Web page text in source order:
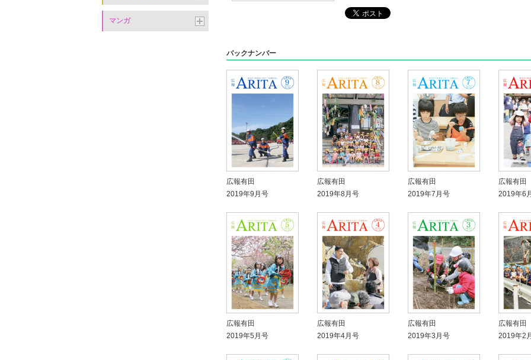
マンガ
バックナンバー
広報有田
2019年9月号
広報有田
2019年8月号
広報有田
2019年7月号
広報有田
2019年6
広報有田
2019年5月号
広報有田
2019年4月号
広報有田
2019年3月号
広報有田
2019年2